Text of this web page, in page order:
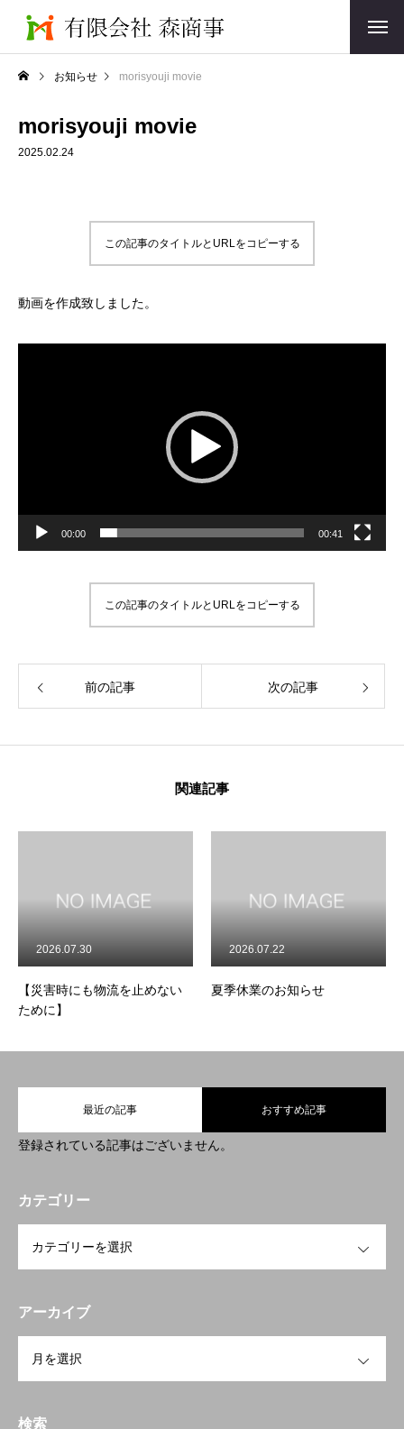
BUSINESS
COMPANY
お知らせ morisyouji movie
morisyouji movie
2025.02.24
この記事のタイトルとURLをコピーする
動画を作成致しました。
00:00 00:41
この記事のタイトルとURLをコピーする
前の記事 次の記事
関連記事
流を止めない 夏季休業のお知らせ morisyouji
最近の記事 おすすめ記事
登録されている記事はございません。
カテゴリー
アーカイブ
検索